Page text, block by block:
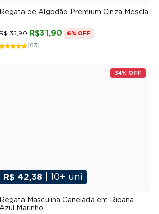
Regata de Algodão Premium Cinza Mescla
R$31,90
35,90 6% OFF
(63)
34% OFF
R$ 42,38 | 10+ uni
Regata Masculina Canelada em Ribana
Marinho